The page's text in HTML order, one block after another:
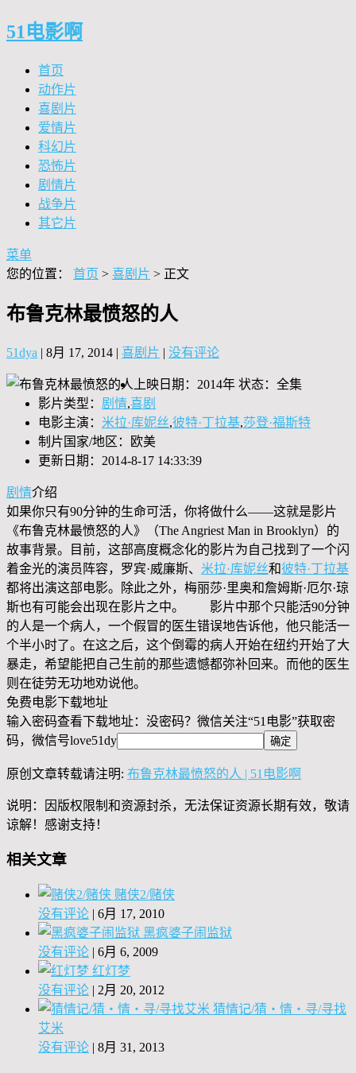
51电影啊
首页
动作片
喜剧片
爱情片
科幻片
恐怖片
剧情片
战争片
其它片
菜单
您的位置： 首页 > 喜剧片 > 正文
布鲁克林最愤怒的人
51dya | 8月 17, 2014 | 喜剧片 | 没有评论
上映日期：2014年 状态：全集
影片类型： 剧情,喜剧
电影主演： 米拉·库妮丝,彼特·丁拉基,莎登·福斯特
制片国家/地区：欧美
更新日期：2014-8-17 14:33:39
剧情介绍
如果你只有90分钟的生命可活，你将做什么——这就是影片
《布鲁克林最愤怒的人》（The Angriest Man in Brooklyn）的
故事背景。目前，这部高度概念化的影片为自己找到了一个闪
着金光的演员阵容，罗宾·威廉斯、 米拉·库妮丝和彼特·丁拉基
都将出演这部电影。除此之外，梅丽莎·里奥和詹姆斯·厄尔·琼
斯也有可能会出现在影片之中。 影片中那个只能活90分钟
的人是一个病人，一个假冒的医生错误地告诉他，他只能活一
个半小时了。在这之后，这个倒霉的病人开始在纽约开始了大
暴走，希望能把自己生前的那些遗憾都弥补回来。而他的医生
则在徒劳无功地劝说他。
免费电影下载地址
输入密码查看下载地址：没密码？微信关注“51电影”获取密
码，微信号love51dy
原创文章转载请注明: 布鲁克林最愤怒的人 | 51电影啊
说明：因版权限制和资源封杀，无法保证资源长期有效，敬请
谅解！感谢支持！
相关文章
赌侠2/赌侠
没有评论 | 6月 17, 2010
黑疯婆子闹监狱
没有评论 | 6月 6, 2009
红灯梦
没有评论 | 2月 20, 2012
猜情记/猜・情・寻/寻找
艾米
没有评论 | 8月 31, 2013